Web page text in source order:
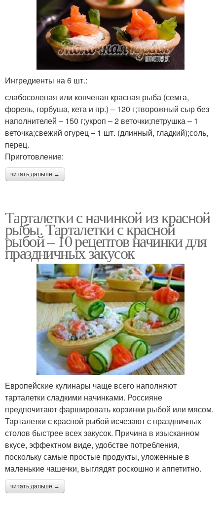
Ингредиенты на 6 шт.:
слабосоленая или копченая красная рыба (семга,
форель, горбуша, кета и пр.) – 120 г;творожный сыр без
наполнителей – 150 г;укроп – 2 веточки;петрушка – 1
веточка;свежий огурец – 1 шт. (длинный, гладкий);соль,
перец.
Приготовление:
читать дальше →
Тарталетки с начинкой из красной
рыбы. Тарталетки с красной
рыбой – 10 рецептов начинки для
праздничных закусок
Европейские кулинары чаще всего наполняют
тарталетки сладкими начинками. Россияне
предпочитают фаршировать корзинки рыбой или мясом.
Тарталетки с красной рыбой исчезают с праздничных
столов быстрее всех закусок. Причина в изысканном
вкусе, эффектном виде, удобстве потребления,
поскольку самые простые продукты, уложенные в
маленькие чашечки, выглядят роскошно и аппетитно.
читать дальше →